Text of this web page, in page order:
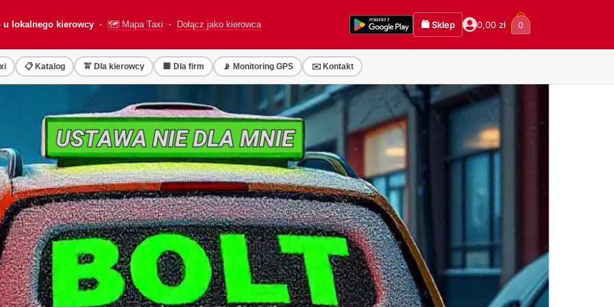
u lokalnego kierowcy · 🗺️ Mapa Taxi · Dołącz jako kierowca 🛍️ Sklep 0,00 zł 0
📋 Katalog 🚖 Dla kierowcy 🏢 Dla firm 📡 Monitoring GPS ✉️ Kontakt